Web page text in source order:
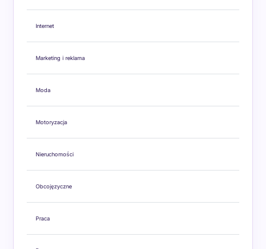
Internet
Marketing i reklama
Moda
Motoryzacja
Nieruchomości
Obcojęzyczne
Praca